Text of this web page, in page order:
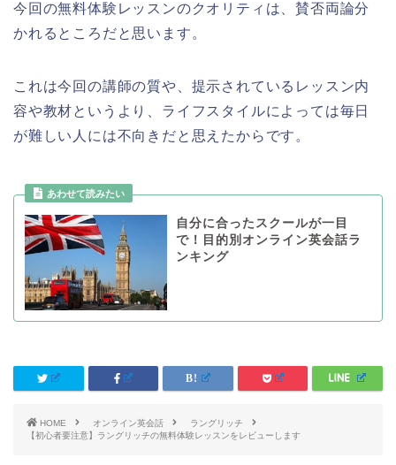
今回の無料体験レッスンのクオリティは、賛否両論分
かれるところだと思います。
これは今回の講師の質や、提示されているレッスン内
容や教材というより、ライフスタイルによっては毎日
が難しい人には不向きだと思えたからです。
自分に合ったスクールが一目
で！目的別オンライン英会話ラ
ンキング
HOME オンライン英会話
ラングリッチ
【初心者要注意】ラングリッチの無料体験レッスンをレビューします